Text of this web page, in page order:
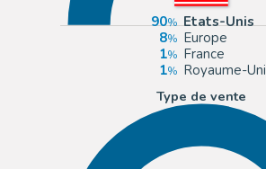
90
Etats-Unis
8
Europe
1
France
1
Royaume-Uni
Type de vente